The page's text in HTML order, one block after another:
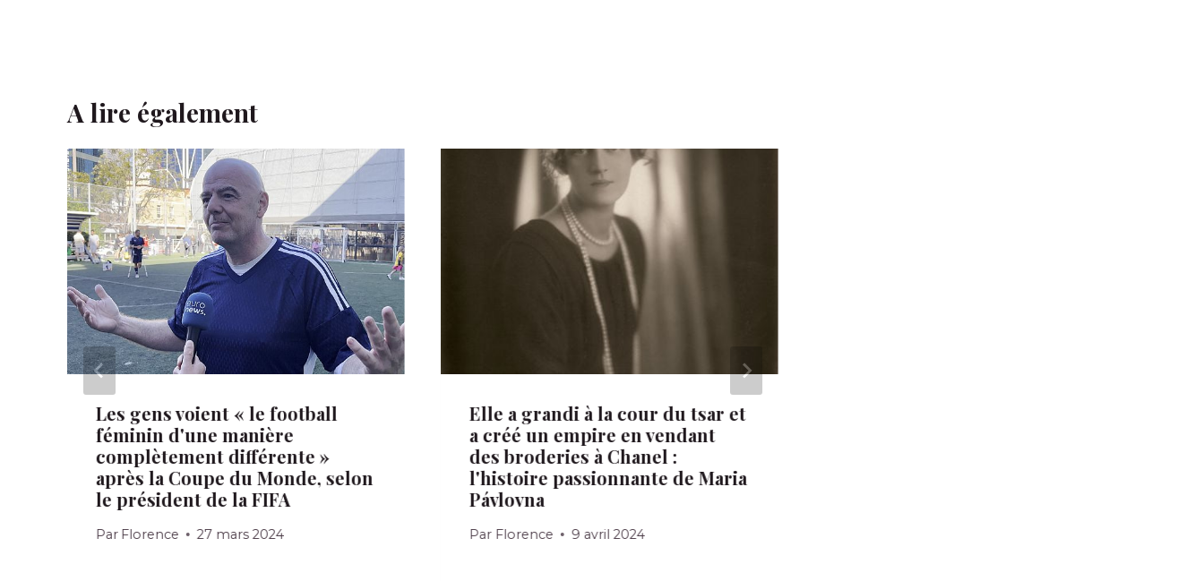
A lire également
Les gens voient « le football
féminin d'une manière
complètement différente »
après la Coupe du Monde, selon
le président de la FIFA
Par Florence 27 mars 2024
Elle a grandi à la cour du tsar et
a créé un empire en vendant
des broderies à Chanel :
l'histoire passionnante de Maria
Pávlovna
Par Florence 9 avril 2024